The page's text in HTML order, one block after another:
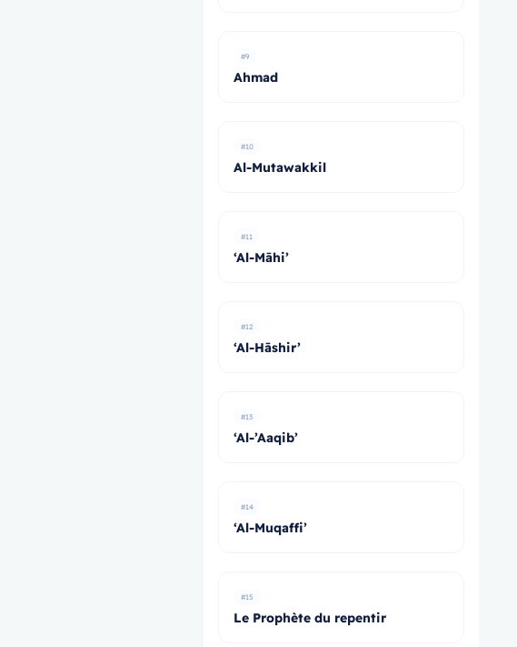
#9
Ahmad
#10
Al-Mutawakkil
#11
‘Al-Māhi’
#12
‘Al-Hāshir’
#13
‘Al-’Aaqib’
#14
‘Al-Muqaffi’
#15
Le Prophète du repentir